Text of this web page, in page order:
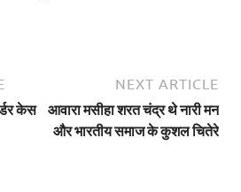
केस
NEXT ARTICLE
आवारा मसीहा शरत चंद्र थे नारी मन
और भारतीय समाज के कुशल चितेरे